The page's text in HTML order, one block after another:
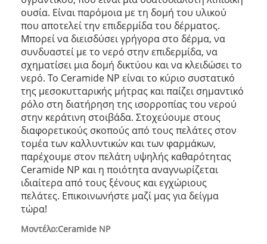
ουσία. Είναι παρόμοια με τη δομή του υλικού
που αποτελεί την επιδερμίδα του δέρματος.
Μπορεί να διεισδύσει γρήγορα στο δέρμα, να
συνδυαστεί με το νερό στην επιδερμίδα, να
σχηματίσει μια δομή δικτύου και να κλειδώσει το
νερό. Το Ceramide NP είναι το κύριο συστατικό
της μεσοκυτταρικής μήτρας και παίζει σημαντικό
ρόλο στη διατήρηση της ισορροπίας του νερού
στην κεράτινη στοιβάδα. Στοχεύουμε στους
διαφορετικούς σκοπούς από τους πελάτες στον
τομέα των καλλυντικών και των φαρμάκων,
παρέχουμε στον πελάτη υψηλής καθαρότητας
Ceramide NP και η ποιότητα αναγνωρίζεται
ιδιαίτερα από τους ξένους και εγχώριους
πελάτες. Επικοινωνήστε μαζί μας για δείγμα
τώρα!
Μοντέλο:Ceramide NP